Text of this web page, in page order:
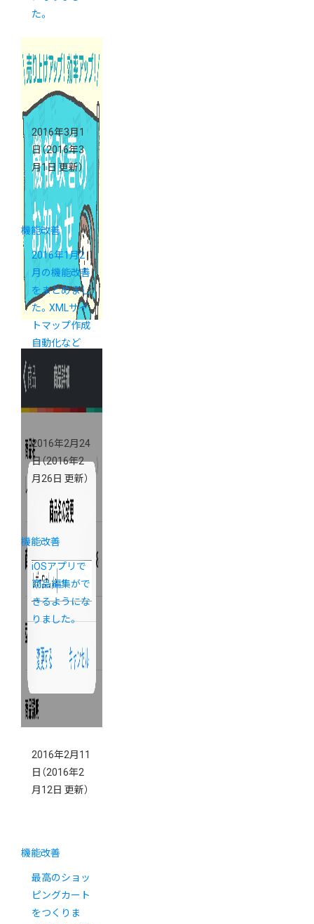
た。
2016年3月1
日（2016年3
月1日 更新）
機能改善
2016年1月2
月の機能改善
をまとめまし
た。XMLサイ
トマップ作成
自動化など
2016年2月24
日（2016年2
月26日 更新）
機能改善
iOSアプリで
商品編集がで
きるようにな
りました。
2016年2月11
日 （2016年2
月12日 更新）
機能改善
最高のショッ
ピングカート
をつくりま